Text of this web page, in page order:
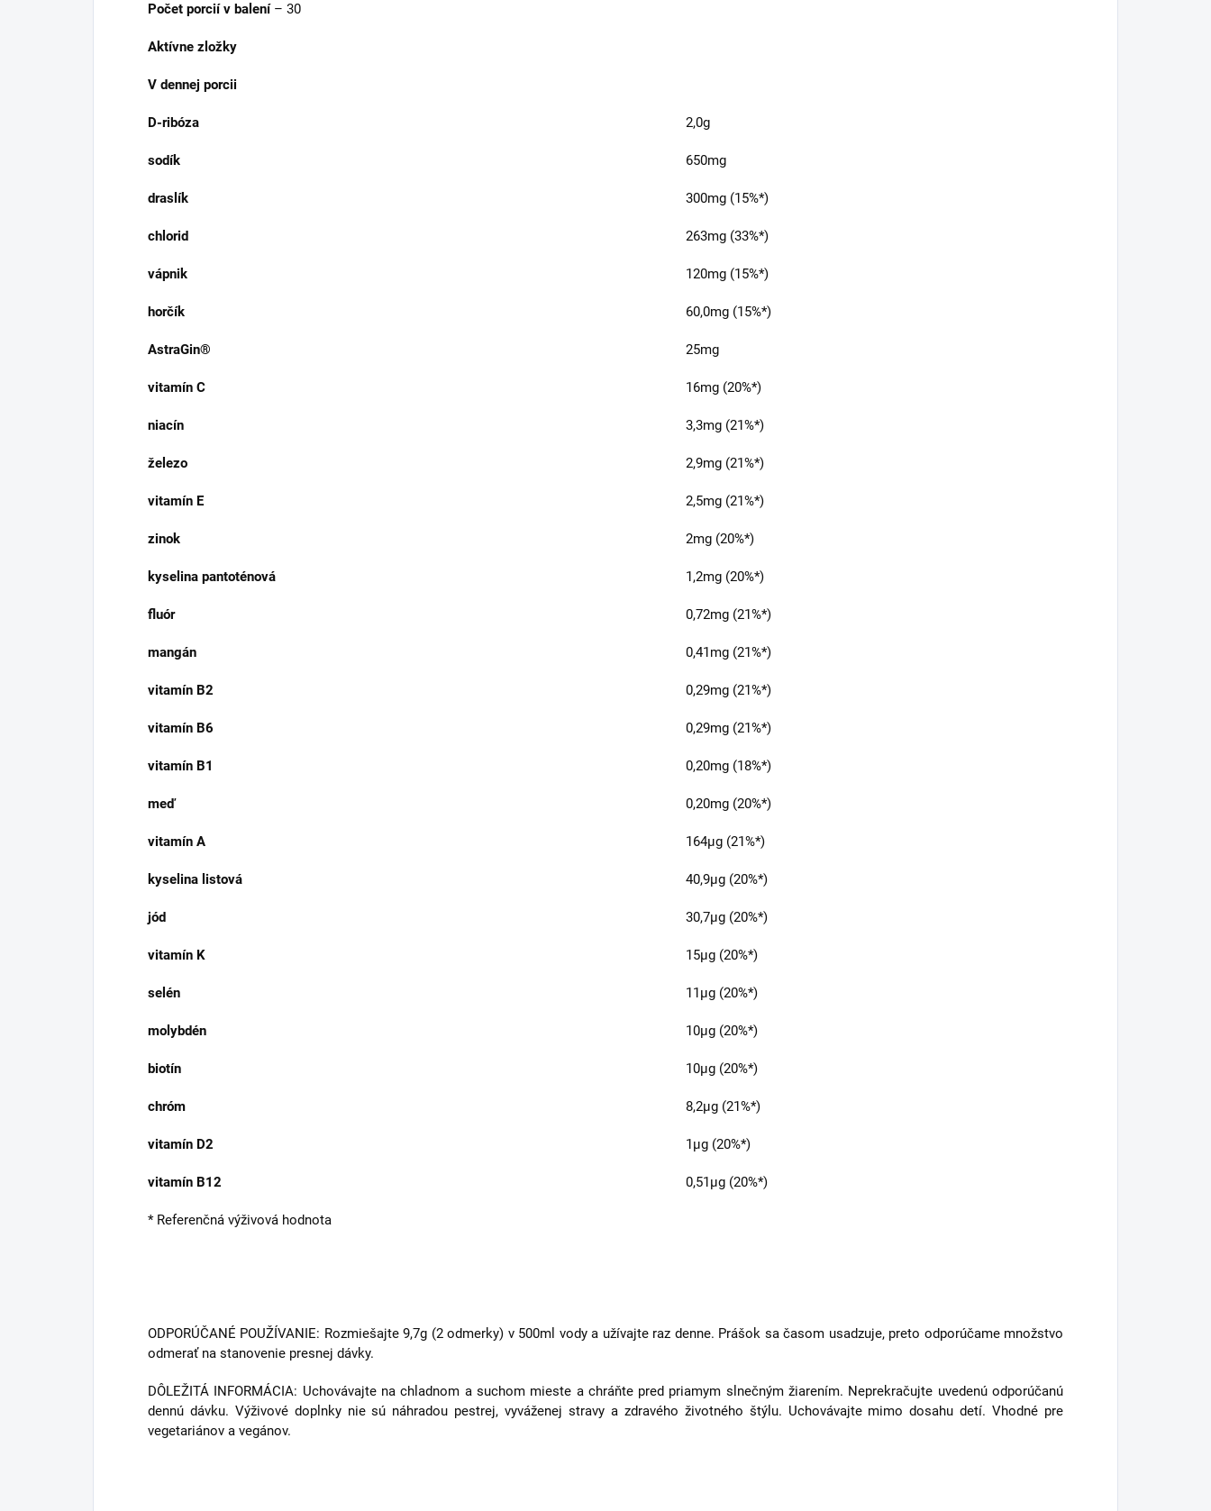
Počet porcií v balení– 30
Aktívne zložky
V dennej porcii
D-ribóza 2,0g
sodík 650mg
draslík 300mg (15%*)
chlorid 263mg (33%*)
vápnik 120mg (15%*)
horčík 60,0mg (15%*)
AstraGin® 25mg
vitamín C 16mg (20%*)
niacín 3,3mg (21%*)
železo 2,9mg (21%*)
vitamín E 2,5mg (21%*)
zinok 2mg (20%*)
kyselina pantoténová 1,2mg (20%*)
fluór 0,72mg (21%*)
mangán 0,41mg (21%*)
vitamín B2 0,29mg (21%*)
vitamín B6 0,29mg (21%*)
vitamín B1 0,20mg (18%*)
meď 0,20mg (20%*)
vitamín A 164μg (21%*)
kyselina listová 40,9μg (20%*)
jód 30,7μg (20%*)
vitamín K 15μg (20%*)
selén 11μg (20%*)
molybdén 10μg (20%*)
biotín 10μg (20%*)
chróm 8,2μg (21%*)
vitamín D2 1μg (20%*)
vitamín B12 0,51μg (20%*)
* Referenčná výživová hodnota
ODPORÚČANÉ POUŽÍVANIE: Rozmiešajte 9,7g (2 odmerky) v 500ml vody a užívajte raz denne. Prášok sa časom usadzuje, preto odporúčame množstvo
odmerať na stanovenie presnej dávky.
DÔLEŽITÁ INFORMÁCIA: Uchovávajte na chladnom a suchom mieste a chráňte pred priamym slnečným žiarením. Neprekračujte uvedenú odporúčanú
dennú dávku. Výživové doplnky nie sú náhradou pestrej, vyváženej stravy a zdravého životného štýlu. Uchovávajte mimo dosahu detí. Vhodné pre
vegetariánov a vegánov.